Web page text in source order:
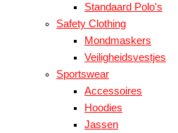
Standaard Polo's
Safety Clothing
Mondmaskers
Veiligheidsvestjes
Sportswear
Accessoires
Hoodies
Jassen